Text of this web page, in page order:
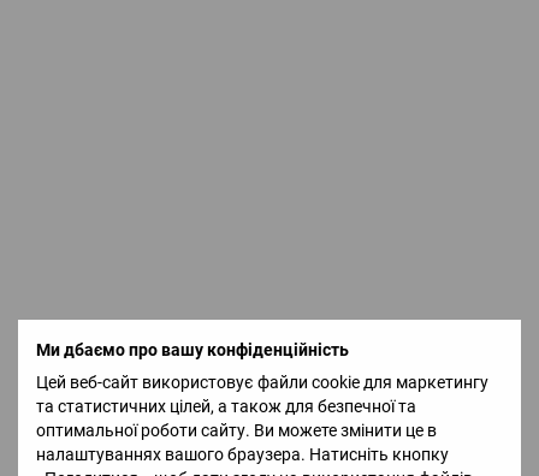
Ми дбаємо про вашу конфіденційність
Цей веб-сайт використовує файли cookie для маркетингу
та статистичних цілей, а також для безпечної та
оптимальної роботи сайту. Ви можете змінити це в
налаштуваннях вашого браузера. Натисніть кнопку